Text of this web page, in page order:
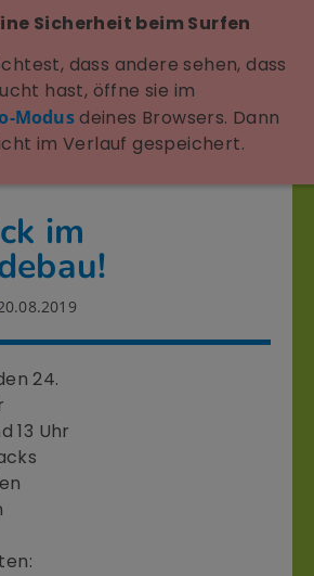
im
24.
13 Uhr
Sicherheit beim Surfen
dass andere sehen, dass
hast, öffne sie im
Modusdeines Browsers. Dann
im Verlauf gespeichert.